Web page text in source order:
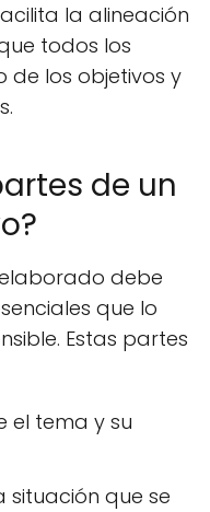
la alineación
todos los
de los objetivos y
de un
debe
que lo
Estas partes
el tema y su
situación que se